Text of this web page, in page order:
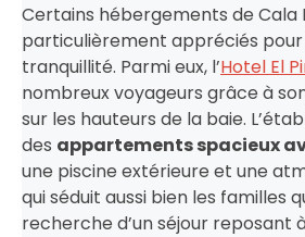
Certains hébergements de Cala
particulièrement appréciés
tranquillité. Parmi eux, l’Hotel El
nombreux voyageurs grâce à
sur les hauteurs de la baie.
des appartements spacieux
une piscine extérieure et une
qui séduit aussi bien les familles
recherche d’un séjour reposant